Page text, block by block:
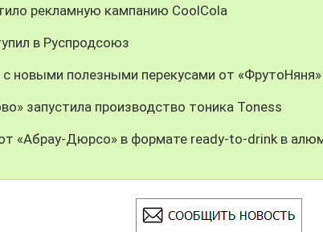
рекламную кампанию CoolCola
в Руспродсоюз
с новыми полезными перекусами от «ФрутоНяня»
запустила производство тоника Toness
«Абрау-Дюрсо» в формате ready-to-drink в